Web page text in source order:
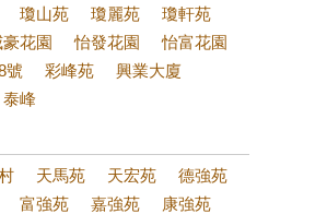
瓊山苑 瓊麗苑
瓊軒苑
豪花園 怡發花園
怡富花園
號
彩峰苑
興業大廈
泰峰
天馬苑 天宏苑
德強苑
富強苑 嘉強苑 康強苑